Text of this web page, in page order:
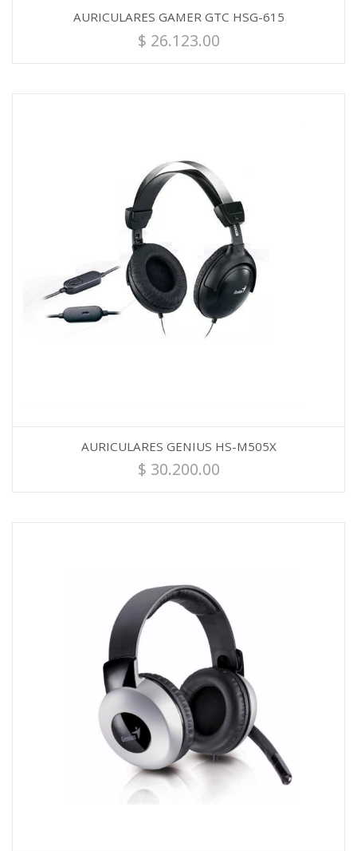
AURICULARES GAMER GTC HSG-615
$ 26.123.00
AURICULARES GENIUS HS-M505X
$ 30.200.00